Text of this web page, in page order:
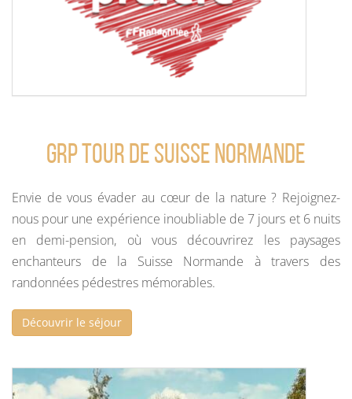
GRP Tour de Suisse Normande
Envie de vous évader au cœur de la nature ? Rejoignez-
nous pour une expérience inoubliable de 7 jours et 6 nuits
en demi-pension, où vous découvrirez les paysages
enchanteurs de la Suisse Normande à travers des
randonnées pédestres mémorables.
Découvrir le séjour